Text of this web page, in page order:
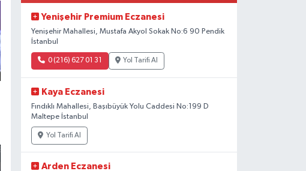
Yenişehir Premium Eczanesi
Yenişehir Mahallesi, Mustafa Akyol Sokak No:6 90 Pendik
İstanbul
0 (216) 627 01 31 Yol Tarifi Al
Kaya Eczanesi
Fındıklı Mahallesi, Başıbüyük Yolu Caddesi No:199 D
Maltepe İstanbul
Yol Tarifi Al
Arden Eczanesi